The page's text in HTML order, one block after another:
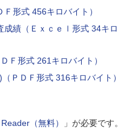
形式 456キロバイト）
績（Ｅｘｃｅｌ形式 34キロ
Ｆ形式 261キロバイト）
ＰＤＦ形式 316キロバイト）
（無料） 」が必要です。